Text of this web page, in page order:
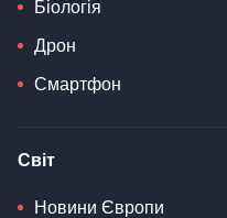
Біологія
Дрон
Смартфон
Світ
Новини Європи